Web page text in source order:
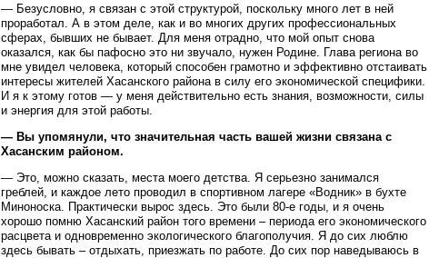
— Безусловно, я связан с этой структурой, поскольку много лет в ней
проработал. А в этом деле, как и во многих других профессиональных
сферах, бывших не бывает. Для меня отрадно, что мой опыт снова
оказался, как бы пафосно это ни звучало, нужен Родине. Глава региона во
мне увидел человека, который способен грамотно и эффективно отстаивать
интересы жителей Хасанского района в силу его экономической специфики.
И я к этому готов — у меня действительно есть знания, возможности, силы
и энергия для этой работы.
— Вы упомянули, что значительная часть вашей жизни связана с
Хасанским районом.
— Это, можно сказать, места моего детства. Я серьезно занимался
греблей, и каждое лето проводил в спортивном лагере «Водник» в бухте
Миноноска. Практически вырос здесь. Это были 80-е годы, и я очень
хорошо помню Хасанский район того времени – периода его экономического
расцвета и одновременно экологического благополучия. Я до сих люблю
здесь бывать – отдыхать, приезжать по работе. До сих пор наведываюсь в